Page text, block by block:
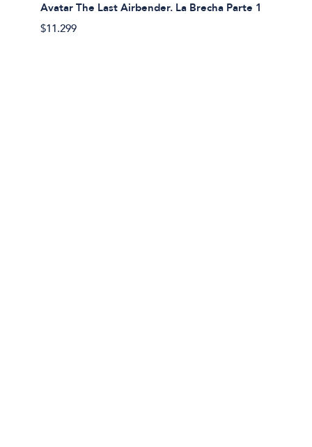
Avatar The Last Airbender. La Brecha Parte 1
$11.299